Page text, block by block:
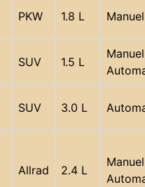
PKW 1.8 L
SUV 1.5 L
SUV 3.0 L
Allrad 2.4 L